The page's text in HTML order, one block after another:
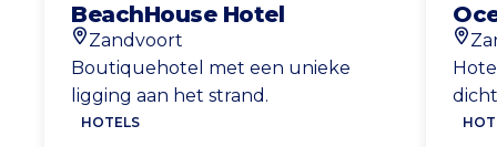
BeachHouse Hotel
Locatie
Zandvoort
Boutiquehotel met een unieke
ligging aan het strand.
HOTELS